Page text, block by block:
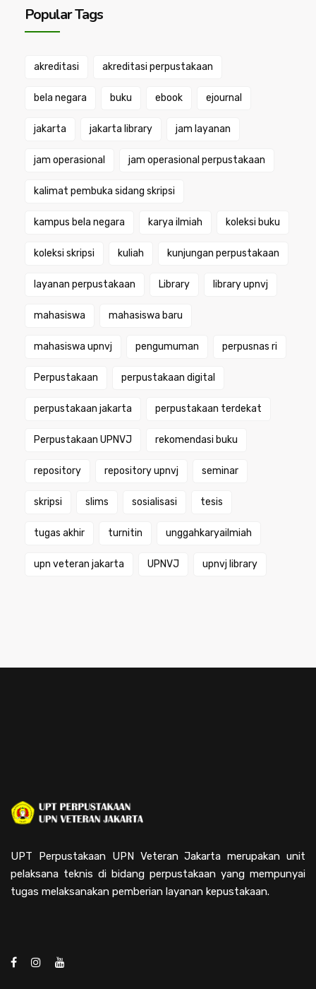
Popular Tags
akreditasi akreditasi perpustakaan
bela negara buku ebook ejournal
jakarta jakarta library jam layanan
jam operasional jam operasional perpustakaan
kalimat pembuka sidang skripsi
kampus bela negara karya ilmiah koleksi buku
koleksi skripsi kuliah kunjungan perpustakaan
layanan perpustakaan Library library upnvj
mahasiswa mahasiswa baru
mahasiswa upnvj pengumuman perpusnas ri
Perpustakaan perpustakaan digital
perpustakaan jakarta perpustakaan terdekat
Perpustakaan UPNVJ rekomendasi buku
repository repository upnvj seminar
skripsi slims sosialisasi tesis
tugas akhir turnitin unggahkaryailmiah
upn veteran jakarta UPNVJ upnvj library
UPT Perpustakaan UPN Veteran Jakarta merupakan unit
pelaksana teknis di bidang perpustakaan yang mempunyai
tugas melaksanakan pemberian layanan kepustakaan.